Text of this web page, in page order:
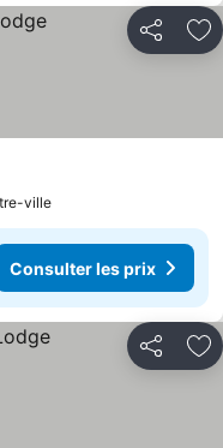
Partager
ville
Consulter les prix
Partager